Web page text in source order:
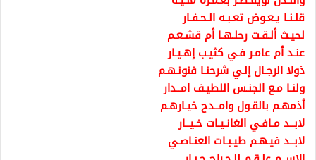
قلـنـا يـعـوض تعـبـه الـحـفـار
لحيـث ألـقـت رحلـهـا أم قشـعـم
عنـد أم عامـر فـي كثيـب إهـيـار
ذولا الرجـال إلـي شرحنـا فنونـهـم
ولنـا مـع الجنـس اللطيـف امــدار
أذمهـم بالقـول وامــدح خيـارهـم
لابــد مـافـي الغانـيـات خـيــار
لابــد فيـهـم طيـبـات العنـاصـي